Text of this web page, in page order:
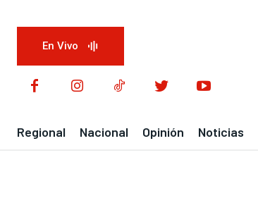
En Vivo
Regional Nacional Opinión Noticias